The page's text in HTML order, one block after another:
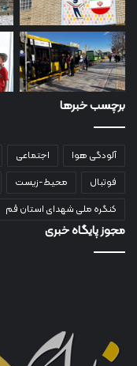
برچسب خبرها
آلودگی هوا اجتماعی
فوتبال
محیط-زیست
کنگره ملی شهدای استان قم
مجوز پایگاه خبری